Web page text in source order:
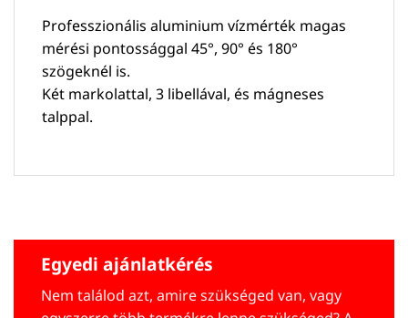
Professzionális aluminium vízmérték magas
mérési pontossággal 45°, 90° és 180°
szögeknél is.
Két markolattal, 3 libellával, és mágneses
talppal.
Egyedi ajánlatkérés
Nem találod azt, amire szükséged van, vagy